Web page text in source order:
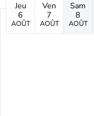
Jeu
6
AOÛT
Ven
7
AOÛT
Sam
8
AOÛT